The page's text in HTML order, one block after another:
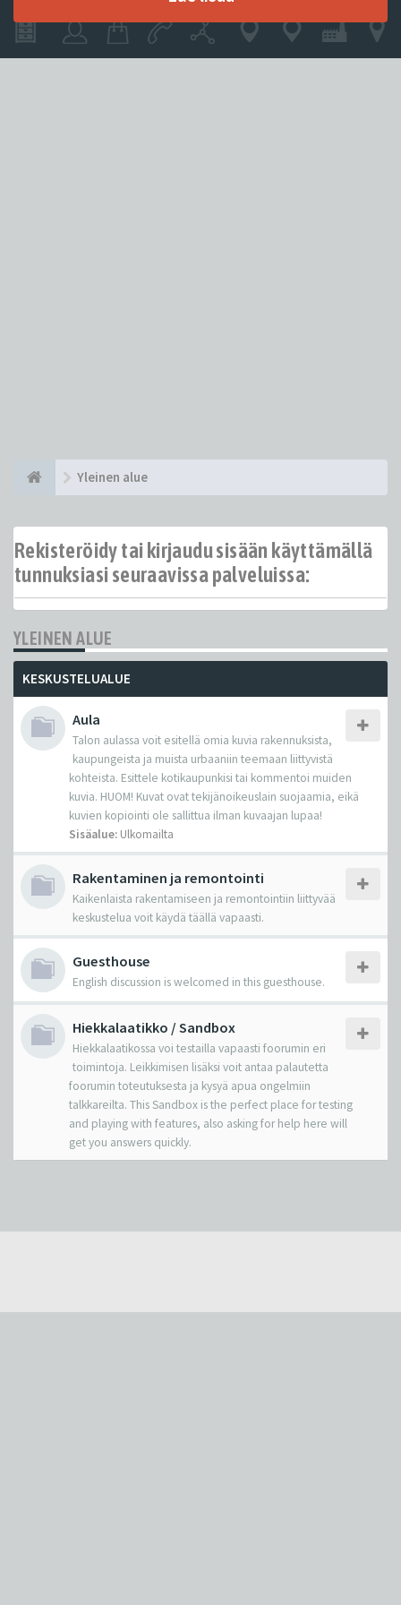
Yleinen alue
Rekisteröidy tai kirjaudu sisään käyttämällä
tunnuksiasi seuraavissa palveluissa:
YLEINEN ALUE
KESKUSTELUALUE
Aula
Talon aulassa voit esitellä omia kuvia rakennuksista,
kaupungeista ja muista urbaaniin teemaan liittyvistä
kohteista. Esittele kotikaupunkisi tai kommentoi muiden
kuvia. HUOM! Kuvat ovat tekijänoikeuslain suojaamia, eikä
kuvien kopiointi ole sallittua ilman kuvaajan lupaa!
Sisäalue: Ulkomailta
Rakentaminen ja remontointi
Kaikenlaista rakentamiseen ja remontointiin liittyvää
keskustelua voit käydä täällä vapaasti.
Guesthouse
English discussion is welcomed in this guesthouse.
Hiekkalaatikko / Sandbox
Hiekkalaatikossa voi testailla vapaasti foorumin eri
toimintoja. Leikkimisen lisäksi voit antaa palautetta
foorumin toteutuksesta ja kysyä apua ongelmiin
talkkareilta. This Sandbox is the perfect place for testing
and playing with features, also asking for help here will
get you answers quickly.